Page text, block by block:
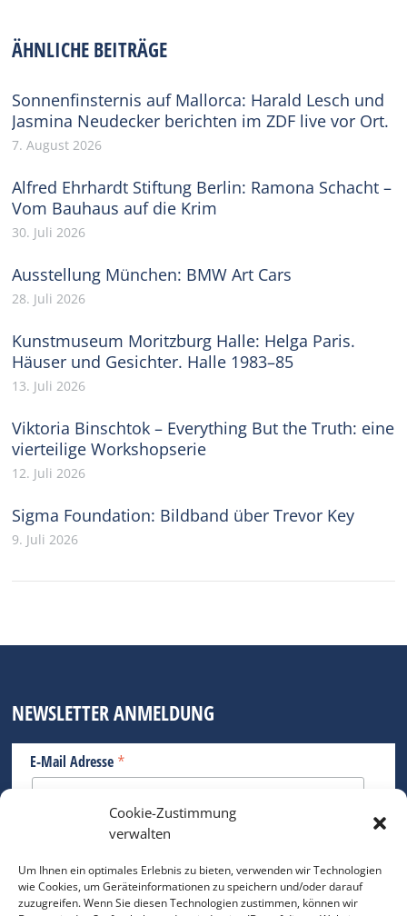
Cookie-Zustimmung
verwalten
Um Ihnen ein optimales Erlebnis zu bieten, verwenden wir Technologien
wie Cookies, um Geräteinformationen zu speichern und/oder darauf
zuzugreifen. Wenn Sie diesen Technologien zustimmen, können wir
ÄHNLICHE BEITRÄGE
Sonnenfinsternis auf Mallorca: Harald Lesch und
Jasmina Neudecker berichten im ZDF live vor Ort.
7. August 2026
Alfred Ehrhardt Stiftung Berlin: Ramona Schacht –
Vom Bauhaus auf die Krim
30. Juli 2026
Ausstellung München: BMW Art Cars
28. Juli 2026
Kunstmuseum Moritzburg Halle: Helga Paris.
Häuser und Gesichter. Halle 1983–85
13. Juli 2026
Viktoria Binschtok – Everything But the Truth: eine
vierteilige Workshopserie
12. Juli 2026
Sigma Foundation: Bildband über Trevor Key
9. Juli 2026
NEWSLETTER ANMELDUNG
E-Mail Adresse *
Bitte geben Sie Ihre E-Mail Adresse ein.
*